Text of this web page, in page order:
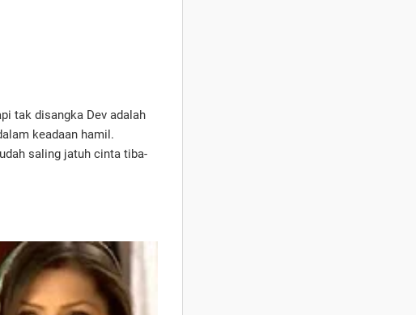
tak disangka Dev adalah
keadaan hamil.
saling jatuh cinta tiba-